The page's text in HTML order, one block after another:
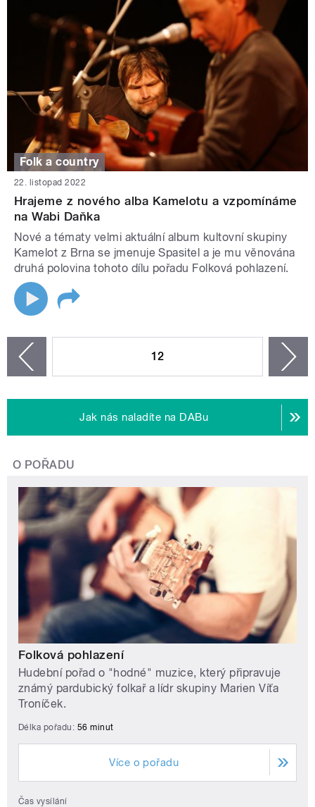
Folk a country
22. listopad 2022
Hrajeme z nového alba Kamelotu a vzpomínáme
na Wabi Daňka
Nové a tématy velmi aktuální album kultovní skupiny
Kamelot z Brna se jmenuje Spasitel a je mu věnována
druhá polovina tohoto dílu pořadu Folková pohlazení.
12
Jak nás naladíte na DABu
O POŘADU
Folková pohlazení
Hudební pořad o "hodné" muzice, který připravuje
známý pardubický folkař a lídr skupiny Marien Víťa
Troníček.
Délka pořadu: 56 minut
Více o pořadu
Čas vysílání